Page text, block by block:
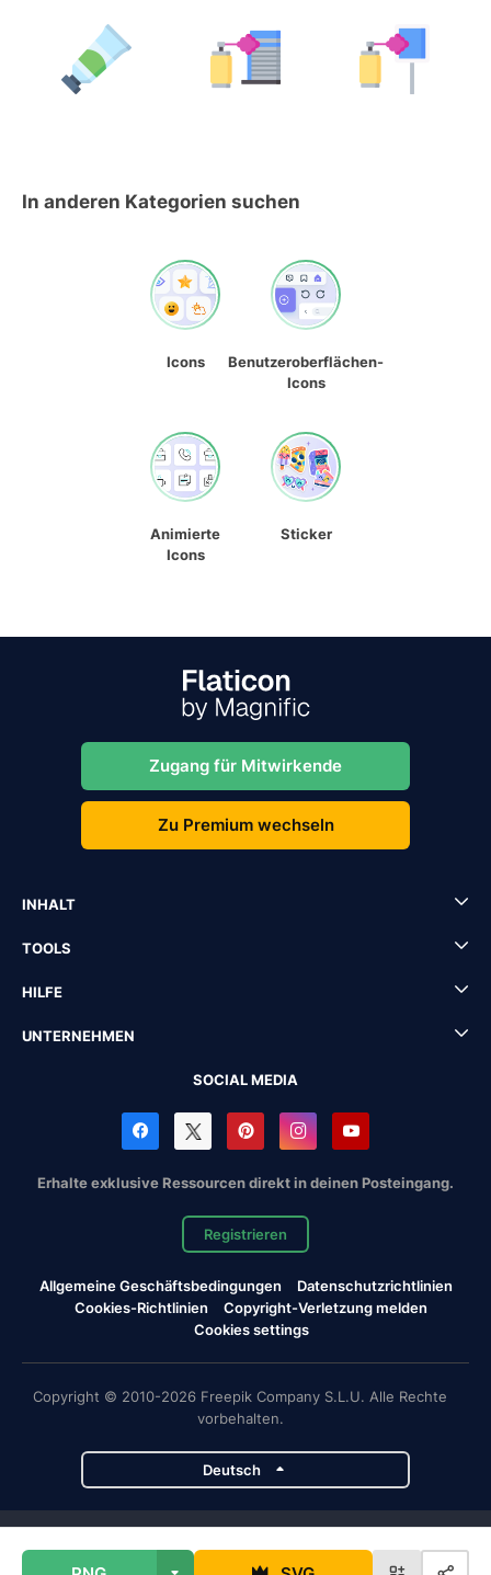
In anderen Kategorien suchen
Icons
Benutzeroberflächen-
Icons
Animierte
Icons
Sticker
Zugang für Mitwirkende
Zu Premium wechseln
INHALT
TOOLS
HILFE
UNTERNEHMEN
SOCIAL MEDIA
Erhalte exklusive Ressourcen direkt in deinen Posteingang.
Registrieren
Allgemeine Geschäftsbedingungen
Datenschutzrichtlinien
Cookies-Richtlinien
Copyright-Verletzung melden
Cookies settings
Copyright © 2010-2026 Freepik Company S.L.U. Alle Rechte
vorbehalten.
Deutsch